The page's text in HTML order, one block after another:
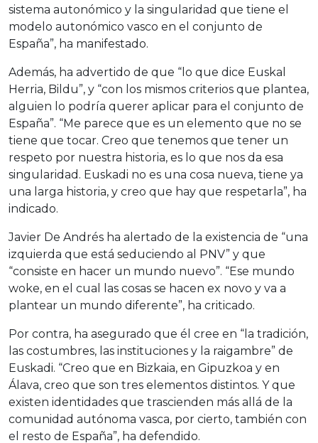
sistema autonómico y la singularidad que tiene el
modelo autonómico vasco en el conjunto de
España”, ha manifestado.
Además, ha advertido de que “lo que dice Euskal
Herria, Bildu”, y “con los mismos criterios que plantea,
alguien lo podría querer aplicar para el conjunto de
España”. “Me parece que es un elemento que no se
tiene que tocar. Creo que tenemos que tener un
respeto por nuestra historia, es lo que nos da esa
singularidad. Euskadi no es una cosa nueva, tiene ya
una larga historia, y creo que hay que respetarla”, ha
indicado.
Javier De Andrés ha alertado de la existencia de “una
izquierda que está seduciendo al PNV” y que
“consiste en hacer un mundo nuevo”. “Ese mundo
woke, en el cual las cosas se hacen ex novo y va a
plantear un mundo diferente”, ha criticado.
Por contra, ha asegurado que él cree en “la tradición,
las costumbres, las instituciones y la raigambre” de
Euskadi. “Creo que en Bizkaia, en Gipuzkoa y en
Álava, creo que son tres elementos distintos. Y que
existen identidades que trascienden más allá de la
comunidad autónoma vasca, por cierto, también con
el resto de España”, ha defendido.